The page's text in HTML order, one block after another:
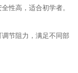
性高，适合初学者。
节阻力，满足不同部